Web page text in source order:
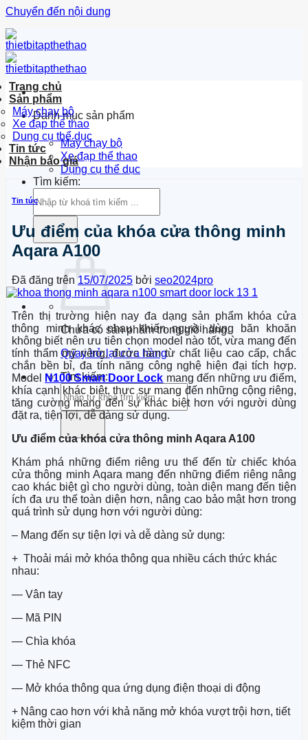
Chuyển đến nội dung
Danh mục sản phẩm
Máy chạy bộ
Xe đạp thể thao
Dụng cụ thể dục
Tìm kiếm:
Chưa có sản phẩm trong giỏ hàng.
Quay trở lại cửa hàng
Tìm kiếm:
Trang chủ
Sản phẩm
Máy chạy bộ
Xe đạp thể thao
Dung cụ thể dục
Tin tức
Nhận báo giá
Tin tức
Ưu điểm của khóa cửa thông minh
Aqara A100
Đã đăng trên 15/07/2025 bởi seo2024pro
Trên thị trường hiện nay đa dạng sản phẩm khóa cửa
thông minh khác nhau khiến người dùng băn khoăn
không biết nên ưu tiên chọn model nào tốt, vừa mang đến
tính thẩm mỹ riêng, được làm từ chất liệu cao cấp, chắc
chắn bền bỉ, đa tính năng công nghệ hiện đại tích hợp.
Model
N100 Smart Door Lock mang đến những ưu điểm,
khía cạnh khác biệt, thực sự mang đến những cộng riêng,
tăng cường mang đến sự khác biệt hơn với người dùng
đặt ra, tiện lợi, dễ dàng sử dụng.
Ưu điểm của khóa cửa thông minh Aqara A100
Khám phá những điểm riêng ưu thế đến từ chiếc khóa
cửa thông minh Aqara mang đến những điểm riêng nâng
cao khác biệt gì cho người dùng, toàn diện mang đến tiện
ích đa ưu thế toàn diện hơn, nâng cao bảo mật hơn trong
quá trình sử dụng hơn với người dùng:
– Mang đến sự tiện lợi và dễ dàng sử dụng:
+ Thoải mái mở khóa thông qua nhiều cách thức khác
nhau:
— Vân tay
— Mã PIN
— Chìa khóa
— Thẻ NFC
— Mở khóa thông qua ứng dụng điện thoại di động
+ Nâng cao hơn với khả năng mở khóa vượt trội hơn, tiết
kiệm thời gian